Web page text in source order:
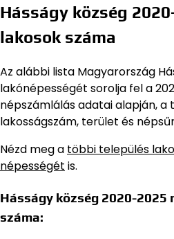
Hásságy község
lakosok száma
Az alábbi lista Magyarország
lakónépességét sorolja fel a
népszámlálás adatai alapján,a
lakosságszám, terület és
Nézd meg a többi település
népességét is.
Hásságy község 2020-2025
száma: